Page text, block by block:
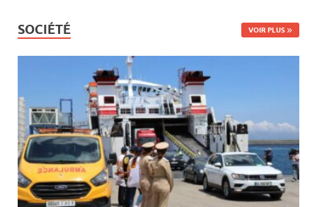
SOCIÉTÉ VOIR PLUS